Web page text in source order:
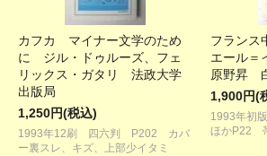
カフカ マイナー文学のため
に ジル・ドゥルーズ、フェ
リックス・ガタリ 法政大学
出版局
1,250円(税込)
1993年12刷 四六判 P202 カバ
ー裏スレ、キズ、上部少イタミ
フラン
エール＝
原野昇
1,900円(
1993年初
ほかP22